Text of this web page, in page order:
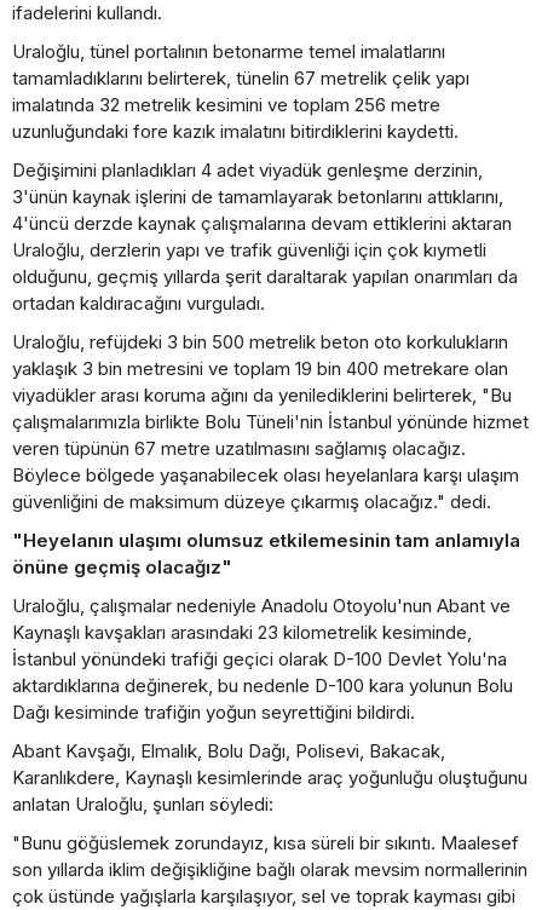
ifadelerini kullandı.
Uraloğlu, tünel portalının betonarme temel imalatlarını
tamamladıklarını belirterek, tünelin 67 metrelik çelik yapı
imalatında 32 metrelik kesimini ve toplam 256 metre
uzunluğundaki fore kazık imalatını bitirdiklerini kaydetti.
Değişimini planladıkları 4 adet viyadük genleşme derzinin,
3'ünün kaynak işlerini de tamamlayarak betonlarını attıklarını,
4'üncü derzde kaynak çalışmalarına devam ettiklerini aktaran
Uraloğlu, derzlerin yapı ve trafik güvenliği için çok kıymetli
olduğunu, geçmiş yıllarda şerit daraltarak yapılan onarımları da
ortadan kaldıracağını vurguladı.
Uraloğlu, refüjdeki 3 bin 500 metrelik beton oto korkulukların
yaklaşık 3 bin metresini ve toplam 19 bin 400 metrekare olan
viyadükler arası koruma ağını da yenilediklerini belirterek, "Bu
çalışmalarımızla birlikte Bolu Tüneli'nin İstanbul yönünde hizmet
veren tüpünün 67 metre uzatılmasını sağlamış olacağız.
Böylece bölgede yaşanabilecek olası heyelanlara karşı ulaşım
güvenliğini de maksimum düzeye çıkarmış olacağız." dedi.
"Heyelanın ulaşımı olumsuz etkilemesinin tam anlamıyla
önüne geçmiş olacağız"
Uraloğlu, çalışmalar nedeniyle Anadolu Otoyolu'nun Abant ve
Kaynaşlı kavşakları arasındaki 23 kilometrelik kesiminde,
İstanbul yönündeki trafiği geçici olarak D-100 Devlet Yolu'na
aktardıklarına değinerek, bu nedenle D-100 kara yolunun Bolu
Dağı kesiminde trafiğin yoğun seyrettiğini bildirdi.
Abant Kavşağı, Elmalık, Bolu Dağı, Polisevi, Bakacak,
Karanlıkdere, Kaynaşlı kesimlerinde araç yoğunluğu oluştuğunu
anlatan Uraloğlu, şunları söyledi:
"Bunu göğüslemek zorundayız, kısa süreli bir sıkıntı. Maalesef
son yıllarda iklim değişikliğine bağlı olarak mevsim normallerinin
çok üstünde yağışlarla karşılaşıyor, sel ve toprak kayması gibi